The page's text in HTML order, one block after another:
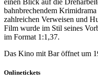
bahnbrechendem
zahlreichen Verweisen und
Film wurde im Stil seines
im Format 1:1,37.
Das Kino mit Bar öffnet um
Onlinetickets